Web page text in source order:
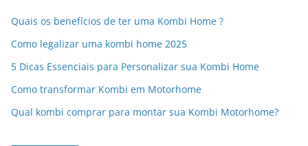
Quais os benefícios de ter uma Kombi Home ?
Como legalizar uma kombi home 2025
5 Dicas Essenciais para Personalizar sua Kombi Home
Como transformar Kombi em Motorhome
Qual kombi comprar para montar sua Kombi Motorhome?